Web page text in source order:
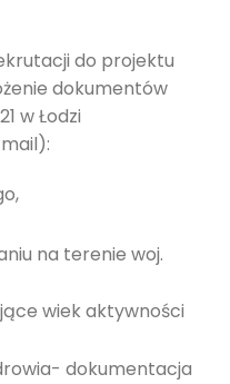
do projektu
dokumentów
w Łodzi
na terenie woj.
wiek aktywności
dokumentacja